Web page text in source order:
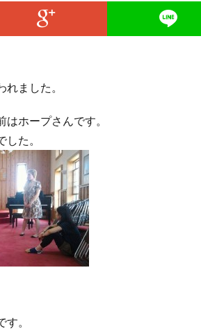
ました。
ホープさんです。
た。
。